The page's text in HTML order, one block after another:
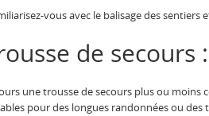
vous avec le balisage des sentiers
de secours
une trousse de secours plus ou moins
pour des longues randonnées ou des